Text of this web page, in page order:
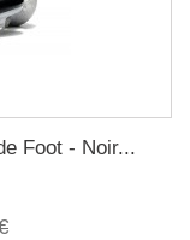
Foot - Noir...